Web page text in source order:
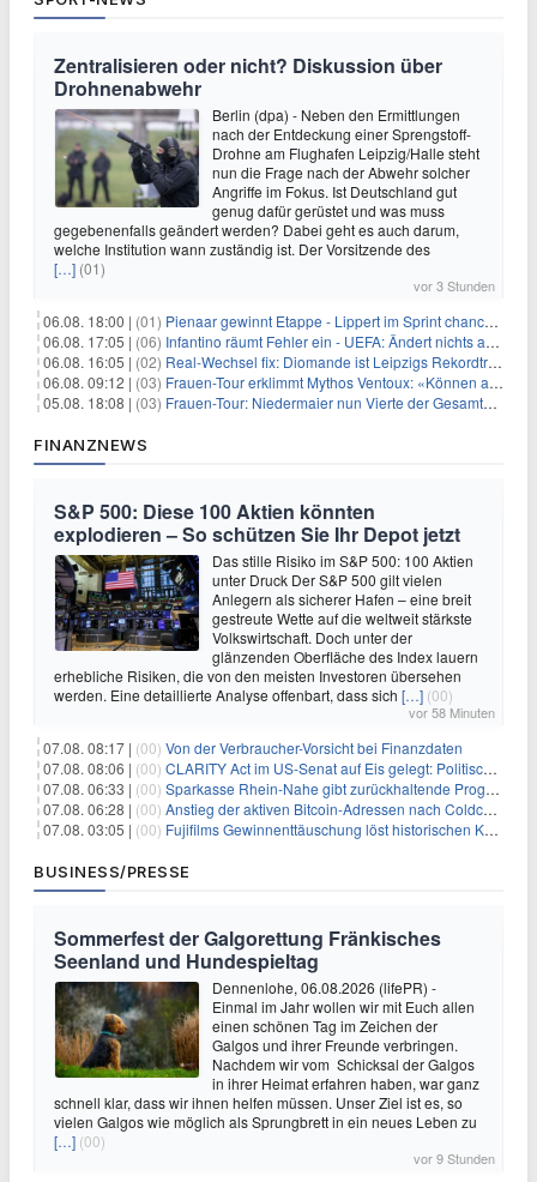
Zentralisieren oder nicht? Diskussion über
Drohnenabwehr
Berlin (dpa) - Neben den Ermittlungen
nach der Entdeckung einer Sprengstoff-
Drohne am Flughafen Leipzig/Halle steht
nun die Frage nach der Abwehr solcher
Angriffe im Fokus. Ist Deutschland gut
genug dafür gerüstet und was muss
gegebenenfalls geändert werden? Dabei geht es auch darum,
welche Institution wann zuständig ist. Der Vorsitzende des
[…] (01)
vor 3 Stunden
06.08. 18:00 | (01) Pienaar gewinnt Etappe - Lippert im Sprint chancenlos
06.08. 17:05 | (06) Infantino räumt Fehler ein - UEFA: Ändert nichts an Boykott
06.08. 16:05 | (02) Real-Wechsel fix: Diomande ist Leipzigs Rekordtransfer
06.08. 09:12 | (03) Frauen-Tour erklimmt Mythos Ventoux: «Können alles schaffen»
05.08. 18:08 | (03) Frauen-Tour: Niedermaier nun Vierte der Gesamtwertung
FINANZNEWS
S&P 500: Diese 100 Aktien könnten
explodieren – So schützen Sie Ihr Depot jetzt
Das stille Risiko im S&P 500: 100 Aktien
unter Druck Der S&P 500 gilt vielen
Anlegern als sicherer Hafen – eine breit
gestreute Wette auf die weltweit stärkste
Volkswirtschaft. Doch unter der
glänzenden Oberfläche des Index lauern
erhebliche Risiken, die von den meisten Investoren übersehen
werden. Eine detaillierte Analyse offenbart, dass sich […] (00)
vor 58 Minuten
07.08. 08:17 | (00) Von der Verbraucher-Vorsicht bei Finanzdaten
07.08. 08:06 | (00) CLARITY Act im US-Senat auf Eis gelegt: Politische Differenzen verzögern Krypto-Gesetzgebung bis September
07.08. 06:33 | (00) Sparkasse Rhein-Nahe gibt zurückhaltende Prognose
07.08. 06:28 | (00) Anstieg der aktiven Bitcoin-Adressen nach Coldcard-Panik
07.08. 03:05 | (00) Fujifilms Gewinnenttäuschung löst historischen Kursrückgang aus
BUSINESS/PRESSE
Sommerfest der Galgorettung Fränkisches
Seenland und Hundespieltag
Dennenlohe, 06.08.2026 (lifePR) -
Einmal im Jahr wollen wir mit Euch allen
einen schönen Tag im Zeichen der
Galgos und ihrer Freunde verbringen.
Nachdem wir vom Schicksal der Galgos
in ihrer Heimat erfahren haben, war ganz
schnell klar, dass wir ihnen helfen müssen. Unser Ziel ist es, so
vielen Galgos wie möglich als Sprungbrett in ein neues Leben zu
[…] (00)
vor 9 Stunden